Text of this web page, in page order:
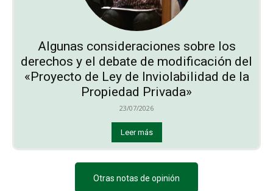
Algunas consideraciones sobre los
derechos y el debate de modificación del
«Proyecto de Ley de Inviolabilidad de la
Propiedad Privada»
23/07/2026
Leer más
Otras notas de opinión